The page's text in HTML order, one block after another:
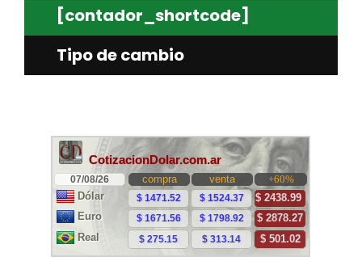
[contador_shortcode]
Tipo de cambio